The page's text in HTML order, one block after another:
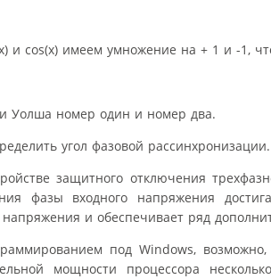
и cos(x) имеем умножение на + 1 и -1,
Уолша номер один и номер два.
угол фазовой рассинхронизации.
защитного отключения
фазы входного напряжения
напряжения и обеспечивает ряд
под Windows,
мощности процессора